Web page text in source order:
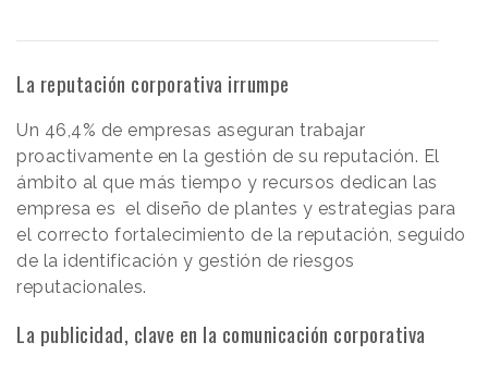
La reputación corporativa irrumpe
Un 46,4% de empresas aseguran trabajar
proactivamente en la gestión de su reputación. El
ámbito al que más tiempo y recursos dedican las
empresa es el diseño de plantes y estrategias para
el correcto fortalecimiento de la reputación, seguido
de la identificación y gestión de riesgos
reputacionales.
La publicidad, clave en la comunicación corporativa